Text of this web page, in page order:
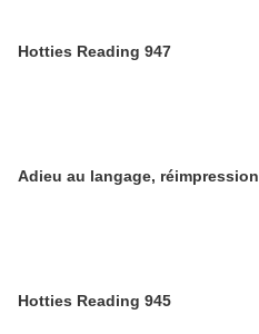
Hotties Reading 947
Adieu au langage, réimpression
Hotties Reading 945